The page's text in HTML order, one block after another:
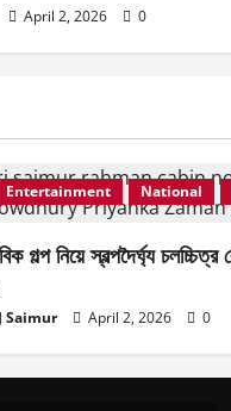
April 2, 2026 0
Entertainment National
গল্প নিয়ে স্বল্পদৈর্ঘ‍্য চলচ্চিত্র
Saimur April 2, 2026 0